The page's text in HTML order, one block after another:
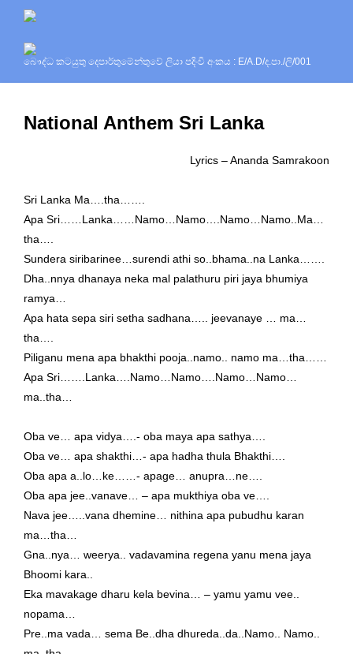
බෞද්ධ කටයුතු දෙපාර්තුමේන්තුවේ ලියා පදිංචි අංකය : E/A.D/ද.පා./ලි/001
National Anthem Sri Lanka
Lyrics – Ananda Samrakoon
Sri Lanka Ma….tha…….
Apa Sri……Lanka……Namo…Namo….Namo…Namo..Ma…
tha….
Sundera siribarinee…surendi athi so..bhama..na Lanka…….
Dha..nnya dhanaya neka mal palathuru piri jaya bhumiya
ramya…
Apa hata sepa siri setha sadhana….. jeevanaye … ma…
tha….
Piliganu mena apa bhakthi pooja..namo.. namo ma…tha……
Apa Sri…….Lanka….Namo…Namo….Namo…Namo…
ma..tha…
Oba ve… apa vidya….- oba maya apa sathya….
Oba ve… apa shakthi…- apa hadha thula Bhakthi….
Oba apa a..lo…ke……- apage… anupra…ne….
Oba apa jee..vanave… – apa mukthiya oba ve….
Nava jee…..vana dhemine… nithina apa pubudhu karan
ma…tha…
Gna..nya… weerya.. vadavamina regena yanu mena jaya
Bhoomi kara..
Eka mavakage dharu kela bevina… – yamu yamu vee..
nopama…
Pre..ma vada… sema Be..dha dhureda..da..Namo.. Namo..